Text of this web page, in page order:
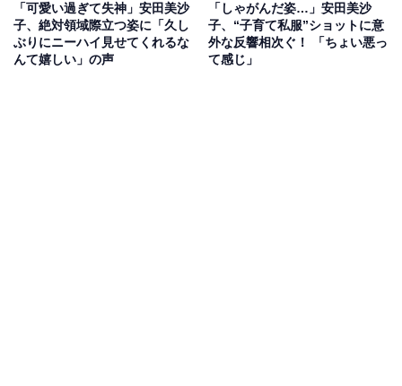
「可愛い過ぎて失神」安田美沙
子、絶対領域際立つ姿に「久し
ぶりにニーハイ見せてくれるな
んて嬉しい」の声
「しゃがんだ姿…」安田美沙
子、“子育て私服”ショットに意
外な反響相次ぐ！ 「ちょい悪っ
て感じ」